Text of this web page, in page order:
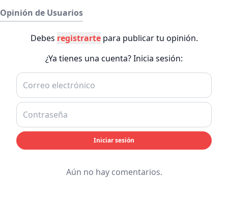
Opinión de Usuarios
Debes registrartepara publicar tu opinión.
¿Ya tienes una cuenta? Inicia sesión:
Iniciar sesión
Aún no hay comentarios.